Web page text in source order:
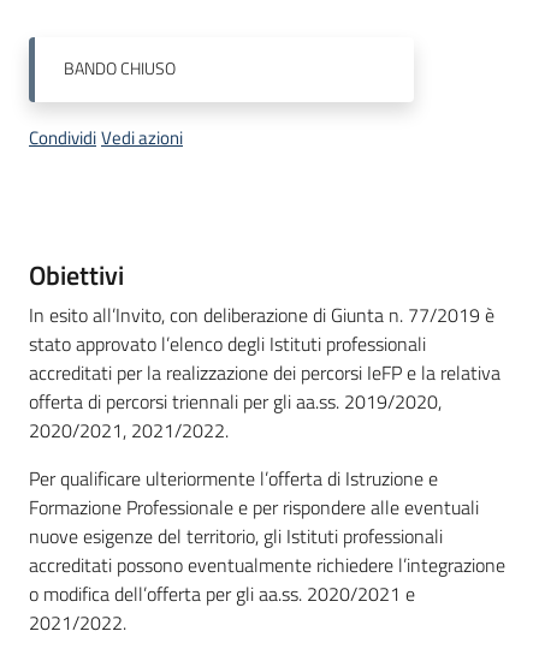
BANDOCHIUSO
CondividiVedi azioni
Descrizione
Obiettivi
In esito all’Invito, con deliberazione di Giunta n. 77/2019 è
stato approvato l’elenco degli Istituti professionali
accreditati per la realizzazione dei percorsi IeFP e la relativa
offerta di percorsi triennali per gli aa.ss. 2019/2020,
2020/2021, 2021/2022.
Per qualificare ulteriormente l’offerta di Istruzione e
Formazione Professionale e per rispondere alle eventuali
nuove esigenze del territorio, gli Istituti professionali
accreditati possono eventualmente richiedere l’integrazione
o modifica dell’offerta per gli aa.ss. 2020/2021 e
2021/2022.